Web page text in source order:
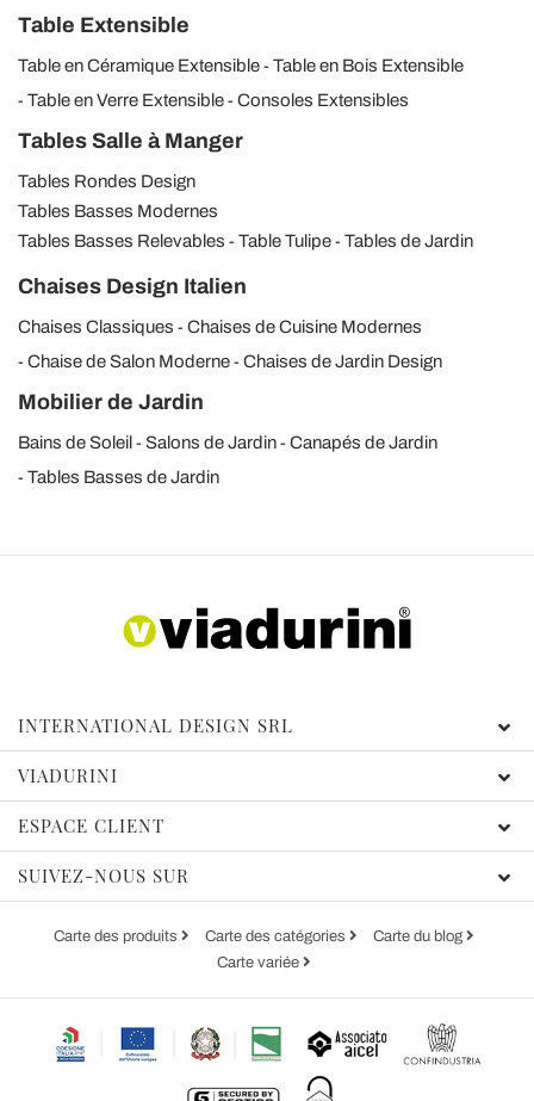
Table Extensible
Table en Céramique Extensible
Table en Bois Extensible
Table en Verre Extensible
Consoles Extensibles
Tables Salle à Manger
Tables Rondes Design
Tables Basses Modernes
Tables Basses Relevables
Table Tulipe Tables de Jardin
Chaises Design Italien
Chaises Classiques
Chaises de Cuisine Modernes
Chaise de Salon Moderne
Chaises de Jardin Design
Mobilier de Jardin
Bains de Soleil Salons de Jardin
Canapés de Jardin
Tables Basses de Jardin
INTERNATIONAL DESIGN SRL
VIADURINI
ESPACE CLIENT
SUIVEZ-NOUS SUR
Carte des produits Carte des catégories
Carte du blog
Carte variée